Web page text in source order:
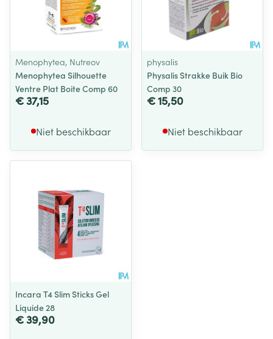
Menophytea, Nutreov
Menophytea Silhouette
Ventre Plat Boite Comp 60
€ 37,15
Niet beschikbaar
physalis
Physalis Strakke Buik Bio
Comp 30
€ 15,50
Niet beschikbaar
Incara T4 Slim Sticks Gel
Liquide 28
€ 39,90